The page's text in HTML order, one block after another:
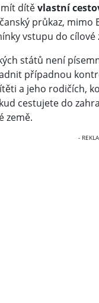
dítěvlastní
průkaz, mimo
vstupu do cílové
států není
případnou
a jeho rodičích,
cestujete do
země.